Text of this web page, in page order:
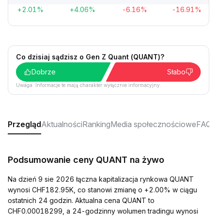
+2.01% +4.06% -6.16% -16.91%
Co dzisiaj sądzisz o Gen Z Quant (QUANT)?
Dobrze
Słabo
Uwaga: Informacje te mają charakter wyłącznie informacyjny.
PrzeglądAktualnościRankingMedia społecznościoweFAQ
Podsumowanie ceny QUANT na żywo
Na dzień 9 sie 2026 łączna kapitalizacja rynkowa QUANT
wynosi CHF182.95K, co stanowi zmianę o +2.00% w ciągu
ostatnich 24 godzin. Aktualna cena QUANT to
CHF0.00018299, a 24-godzinny wolumen tradingu wynosi